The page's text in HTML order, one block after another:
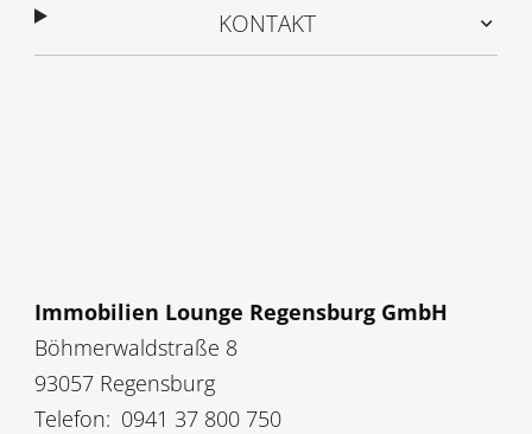
KONTAKT
Immobilien Lounge Regensburg GmbH
Böhmerwaldstraße 8
93057 Regensburg
Telefon: 0941 37 800 750